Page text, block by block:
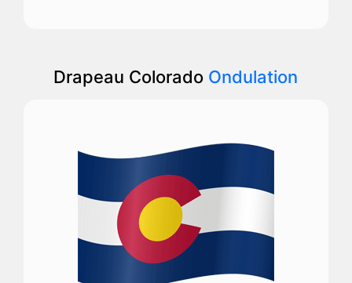
Drapeau Colorado Ondulation